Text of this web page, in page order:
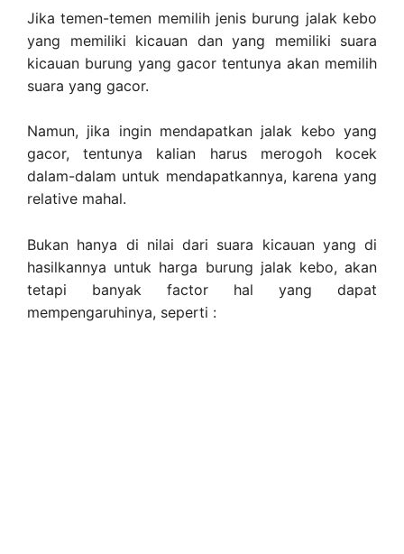
Jika temen-temen memilih jenis burung jalak kebo
yang memiliki kicauan dan yang memiliki suara
kicauan burung yang gacor tentunya akan memilih
suara yang gacor.
Namun, jika ingin mendapatkan jalak kebo yang
gacor, tentunya kalian harus merogoh kocek
dalam-dalam untuk mendapatkannya, karena yang
relative mahal.
Bukan hanya di nilai dari suara kicauan yang di
hasilkannya untuk harga burung jalak kebo, akan
tetapi banyak factor hal yang dapat
mempengaruhinya, seperti :